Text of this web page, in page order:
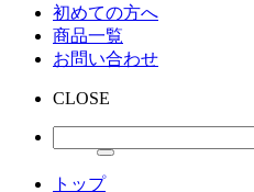
初めての方へ
商品一覧
お問い合わせ
CLOSE
トップ